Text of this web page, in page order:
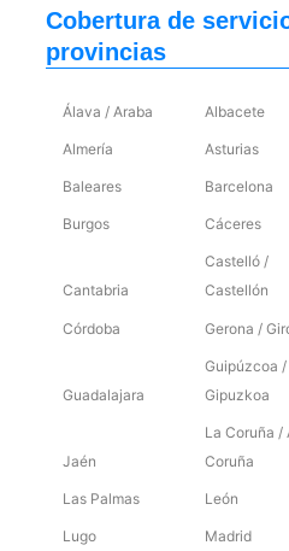
Cobertura de
provincias
Álava / Araba Albacete
Almería Asturias
Baleares Barcelona
Burgos Cáceres
Cantabria
Castelló /
Castellón
Córdoba Gerona /
Guadalajara
Guipúzcoa /
Gipuzkoa
Jaén
La Coruña /
Coruña
Las Palmas León
Lugo Madrid